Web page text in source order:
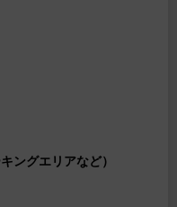
ングエリアなど）